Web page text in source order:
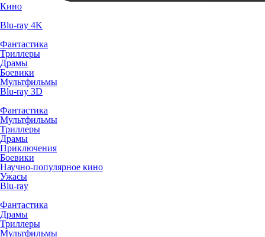
Кино
Blu-ray 4K
Фантастика
Триллеры
Драмы
Боевики
Мультфильмы
Blu-ray 3D
Фантастика
Мультфильмы
Триллеры
Драмы
Приключения
Боевики
Научно-популярное кино
Ужасы
Blu-ray
Фантастика
Драмы
Триллеры
Мультфильмы